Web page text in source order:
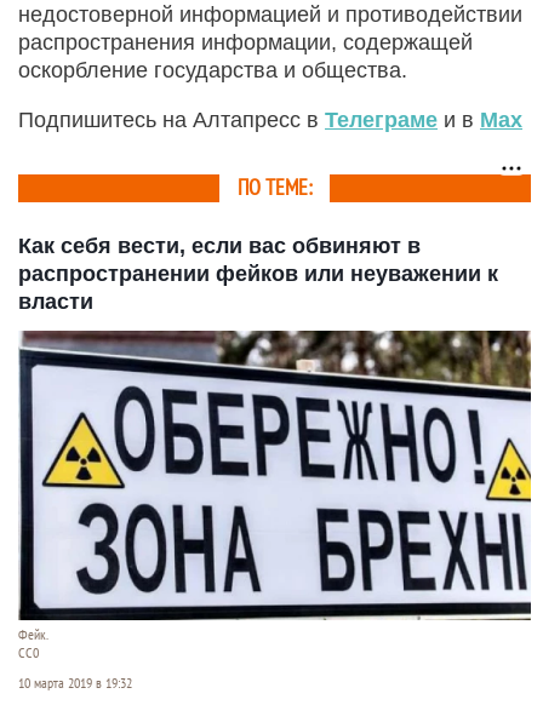
недостоверной информацией и противодействии
распространения информации, содержащей
оскорбление государства и общества.
Подпишитесь на Алтапресс в Телеграме и в Max
ПО ТЕМЕ:
Как себя вести, если вас обвиняют в
распространении фейков или неуважении к
власти
Фейк.
СС0
10 марта 2019 в 19:32